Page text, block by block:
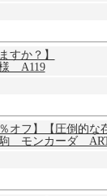
すか？】
A119
オフ】【圧倒的な
駒 モンカーダ